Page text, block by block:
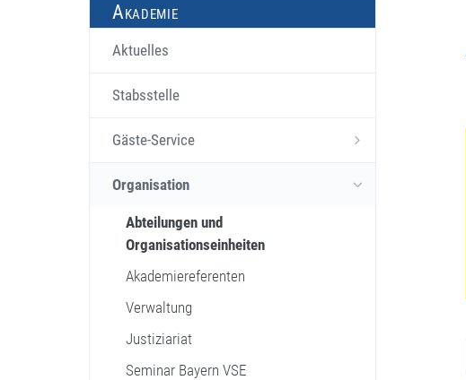
Akademie
Aktuelles
Stabsstelle
Gäste-Service
Organisation
Abteilungen und
Organisationseinheiten
Akademiereferenten
Verwaltung
Justiziariat
Seminar Bayern VSE